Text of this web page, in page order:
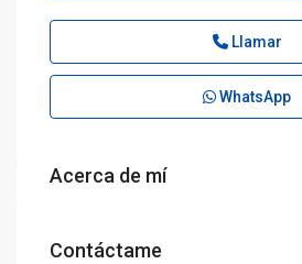
Llamar
WhatsApp
Acerca de mí
Contáctame